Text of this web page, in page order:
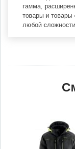
гамма,
товары и товары
любой